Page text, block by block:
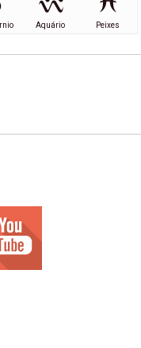
Aquário Peixes